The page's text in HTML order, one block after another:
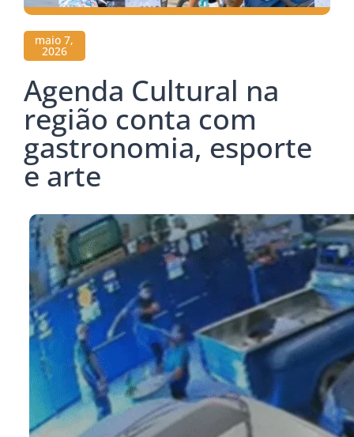
maio 7,
2026
Agenda Cultural na
região conta com
gastronomia, esporte
e arte